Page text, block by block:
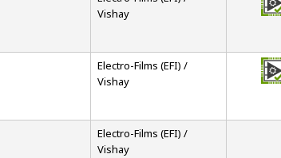
Vishay
Electro-Films (EFI) /
Vishay
Electro-Films (EFI) /
Vishay